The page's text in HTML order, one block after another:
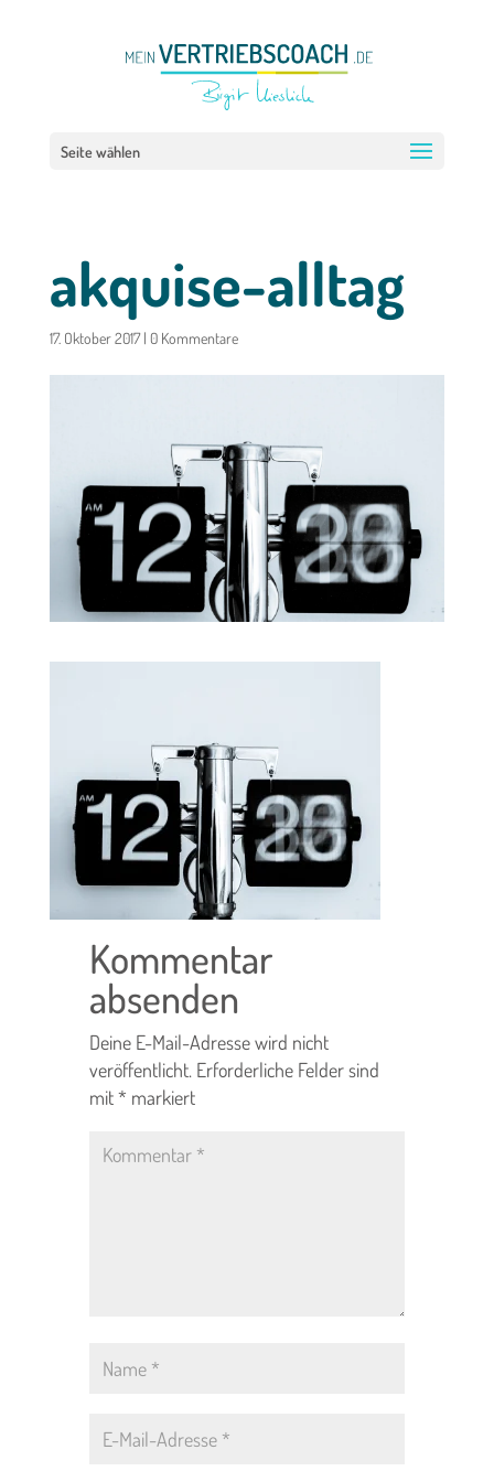
Seite wählen
akquise-alltag
17. Oktober 2017| 0 Kommentare
Kommentar
absenden
Deine E-Mail-Adresse wird nicht
veröffentlicht. Erforderliche Felder sind
mit* markiert